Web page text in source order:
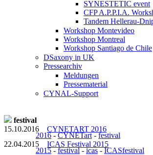
SYNESTETIC event
CFP A.P.P.I.A.
Tandem Hellerau-
Workshop Montevideo
Workshop Montreal
Workshop Santiago de Chile
DSaxony in UK
Pressearchiv
Meldungen
Pressematerial
CYNAL-Support
festival
15.10.2016 CYNETART 2016
2016-CYNETart-festival
22.04.2015 ICAS Festival 2015
2015-festival-icas-ICASfestival